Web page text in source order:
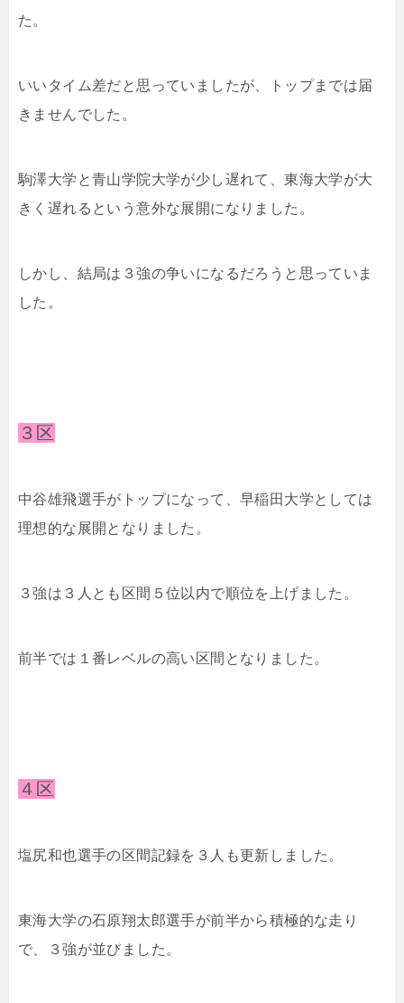
た。
いいタイム差だと思っていましたが、トップまでは届
きませんでした。
駒澤大学と青山学院大学が少し遅れて、東海大学が大
きく遅れるという意外な展開になりました。
しかし、結局は３強の争いになるだろうと思っていま
した。
３区
中谷雄飛選手がトップになって、早稲田大学としては
理想的な展開となりました。
３強は３人とも区間５位以内で順位を上げました。
前半では１番レベルの高い区間となりました。
４区
塩尻和也選手の区間記録を３人も更新しました。
東海大学の石原翔太郎選手が前半から積極的な走り
で、３強が並びました。